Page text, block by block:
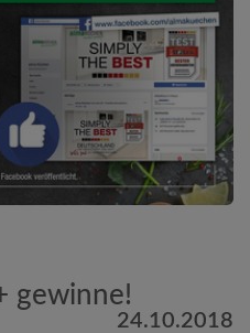
gewinne!
24.10.2018